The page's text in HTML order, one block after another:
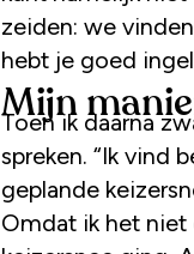
zeiden: we
hebt je goed
Mijn
Toen ik daarna
spreken. “Ik vind
geplande
Omdat ik het niet